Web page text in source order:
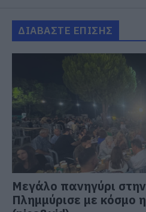
ΔΙΑΒΑΣΤΕ ΕΠΙΣΗΣ
Μεγάλο πανηγύρι
Πλημμύρισε με κόσμο